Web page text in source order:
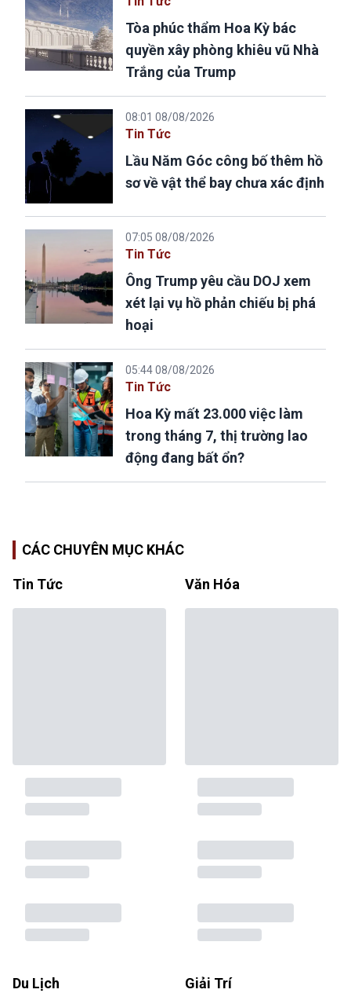
Tòa phúc thẩm Hoa Kỳ bác
quyền xây phòng khiêu vũ Nhà
Trắng của Trump
08:01 08/08/2026
Tin Tức
Lầu Năm Góc công bố thêm hồ
sơ về vật thể bay chưa xác định
07:05 08/08/2026
Tin Tức
Ông Trump yêu cầu DOJ xem
xét lại vụ hồ phản chiếu bị phá
hoại
05:44 08/08/2026
Tin Tức
Hoa Kỳ mất 23.000 việc làm
trong tháng 7, thị trường lao
động đang bất ổn?
CÁC CHUYÊN MỤC KHÁC
Tin Tức Văn Hóa
Du Lịch Giải Trí